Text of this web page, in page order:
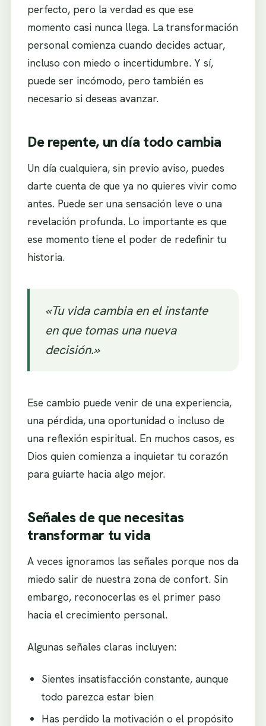
perfecto, pero la verdad es que ese
momento casi nunca llega. La transformación
personal comienza cuando decides actuar,
incluso con miedo o incertidumbre. Y sí,
puede ser incómodo, pero también es
necesario si deseas avanzar.
De repente, un día todo cambia
Un día cualquiera, sin previo aviso, puedes
darte cuenta de que ya no quieres vivir como
antes. Puede ser una sensación leve o una
revelación profunda. Lo importante es que
ese momento tiene el poder de redefinir tu
historia.
«Tu vida cambia en el instante
en que tomas una nueva
decisión.»
Ese cambio puede venir de una experiencia,
una pérdida, una oportunidad o incluso de
una reflexión espiritual. En muchos casos, es
Dios quien comienza a inquietar tu corazón
para guiarte hacia algo mejor.
Señales de que necesitas
transformar tu vida
A veces ignoramos las señales porque nos da
miedo salir de nuestra zona de confort. Sin
embargo, reconocerlas es el primer paso
hacia el crecimiento personal.
Algunas señales claras incluyen:
Sientes insatisfacción constante, aunque
todo parezca estar bien
Has perdido la motivación o el propósito